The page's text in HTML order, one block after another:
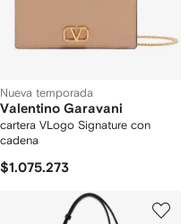
Nueva temporada
Valentino Garavani
cartera VLogo Signature con
cadena
$1.075.273